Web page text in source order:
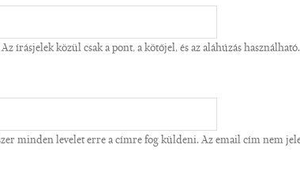
írásjelek közül csak a pont, a kötőjel, és az aláhúzás használható.
minden levelet erre a címre fog küldeni. Az email cím nem